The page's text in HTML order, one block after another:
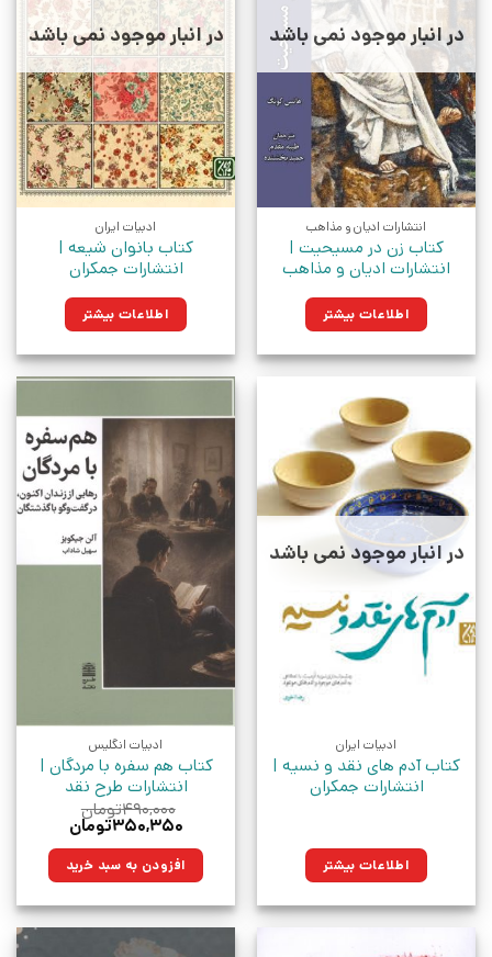
در انبار موجود نمی باشد
انتشارات ادیان و مذاهب
کتاب زن در مسیحیت |
انتشارات ادیان و مذاهب
اطلاعات بیشتر
در انبار موجود نمی باشد
ادبیات ایران
کتاب بانوان شیعه |
انتشارات جمکران
اطلاعات بیشتر
در انبار موجود نمی باشد
ادبیات ایران
کتاب آدم های نقد و نسیه |
انتشارات جمکران
اطلاعات بیشتر
ادبیات انگلیس
کتاب هم سفره با مردگان |
انتشارات طرح نقد
۴۹۰,۰۰۰تومان
قیمت
۴۹۰,۰۰۰تومان
بود.
۳۵۰,۳۵۰تومان
۳۵۰,۳۵۰تومان. افزودن به سبد خرید